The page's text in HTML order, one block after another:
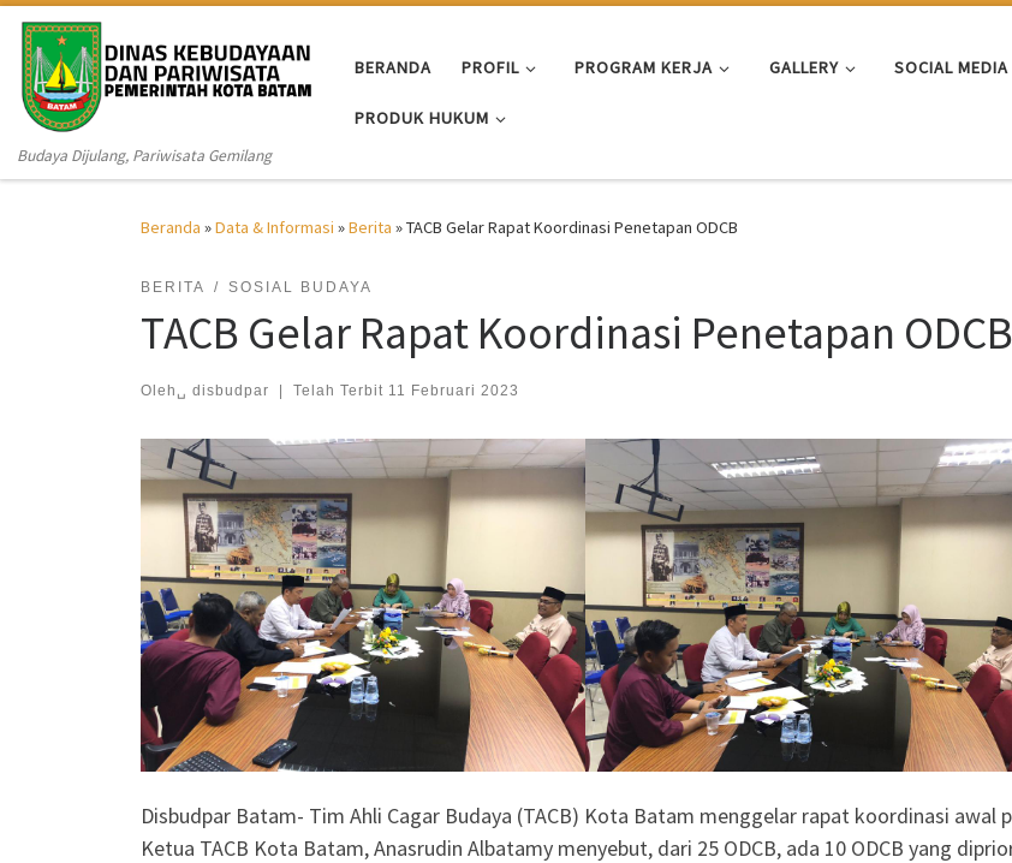
Skip to content
Budaya Dijulang, Pariwisata Gemilang
BERANDA PROFIL PROGRAM KERJA GALLERY SOCIAL MEDIA
PRODUK HUKUM
Beranda »Data & Informasi »Berita »TACB Gelar Rapat Koordinasi Penetapan ODCB
BERITA SOSIAL BUDAYA
TACB Gelar Rapat Koordinasi Penetapan ODCB
Oleh␣ disbudpar Telah Terbit 11 Februari 2023
Disbudpar Batam- Tim Ahli Cagar Budaya (TACB) Kota Batam menggelar rapat koordinasi awal
Ketua TACB Kota Batam, Anasrudin Albatamy menyebut, dari 25 ODCB, ada 10 ODCB yang